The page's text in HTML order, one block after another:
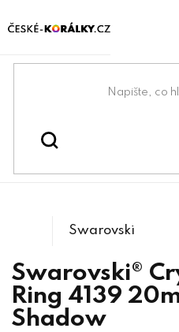
na
Domů
Swarovski® & lůžka
Tvarové kameny /
Swarovski®
Ring 4139
Shadow
Swarovski